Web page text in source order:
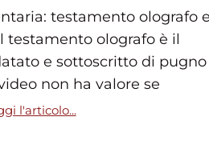
testamento olografo
testamento olografo è il
e sottoscritto di pugno
non ha valore se
l'articolo...